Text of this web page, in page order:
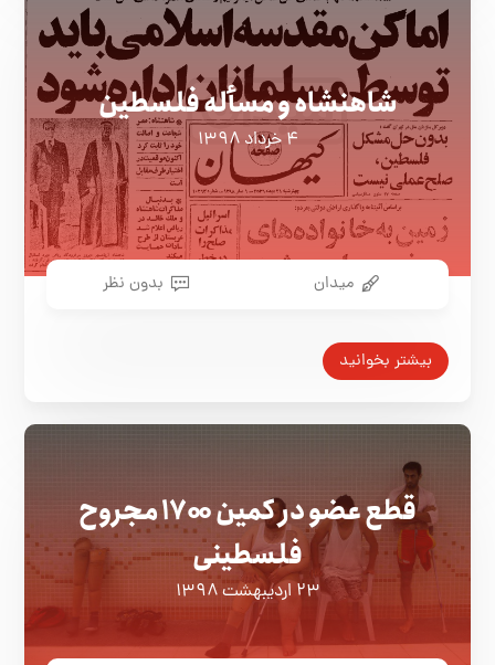
شاهنشاه و مسأله فلسطین
۴ خرداد ۱۳۹۸
میدان بدون نظر
بیشتر بخوانید
قطع عضو در کمین ۱۷۰۰ مجروح
فلسطینی
۲۳ اردیبهشت ۱۳۹۸